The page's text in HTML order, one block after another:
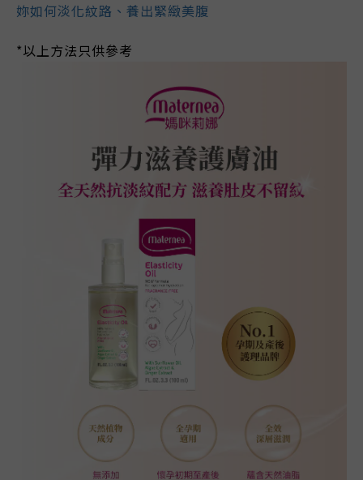
妳如何淡化紋路、養出緊緻美腹
*以上方法只供參考